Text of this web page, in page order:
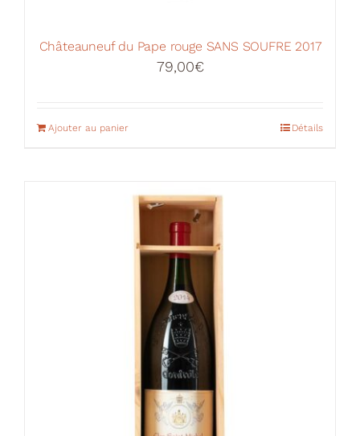
Châteauneuf du Pape rouge SANS SOUFRE 2017
79,00€
Ajouter au panier Détails